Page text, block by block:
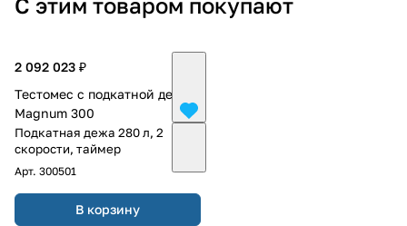
2 092 023 ₽
Тестомес c подкатной дежой
Magnum 300
Подкатная дежа 280 л, 2
скорости, таймер
Арт. 300501
В корзину